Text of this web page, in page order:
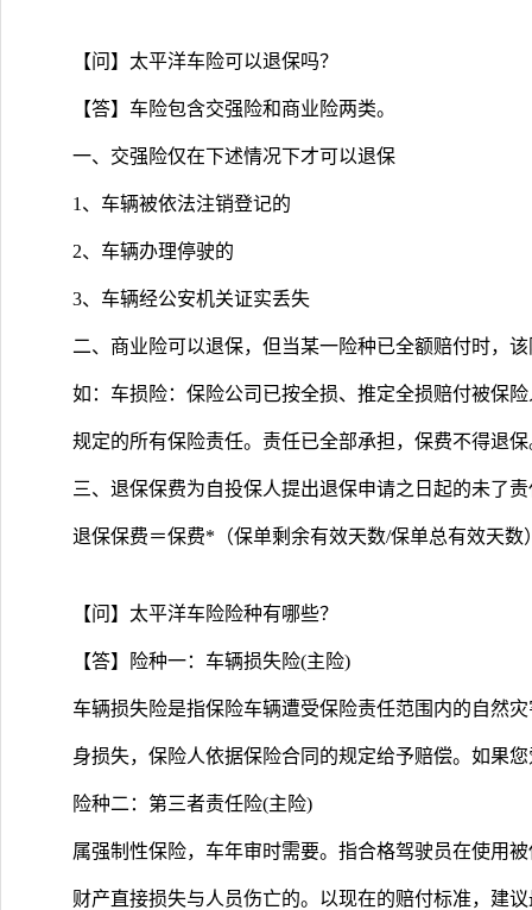
【问】太平洋车险可以退保吗？
【答】车险包含交强险和商业险两类。
一、交强险仅在下述情况下才可以退保
1、车辆被依法注销登记的
2、车辆办理停驶的
3、车辆经公安机关证实丢失
二、商业险可以退保，但当某一险种已全额赔付时，
如：车损险：保险公司已按全损、推定全损赔付被保
规定的所有保险责任。责任已全部承担，保费不得退保
三、退保保费为自投保人提出退保申请之日起的未了
退保保费＝保费*（保单剩余有效天数/保单总有效天数
【问】太平洋车险险种有哪些？
【答】险种一：车辆损失险(主险)
车辆损失险是指保险车辆遭受保险责任范围内的自然
身损失，保险人依据保险合同的规定给予赔偿。如果
险种二：第三者责任险(主险)
属强制性保险，车年审时需要。指合格驾驶员在使用
财产直接损失与人员伤亡的。以现在的赔付标准，建